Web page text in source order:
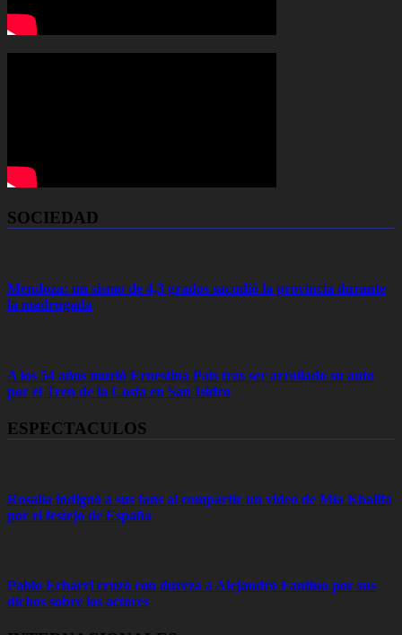
SOCIEDAD
Mendoza: un sismo de 4,3 grados sacudió la provincia durante
la madrugada
A los 54 años murió Ernestina Pais tras ser arrollado su auto
por el Tren de la Costa en San Isidro
ESPECTACULOS
Rosalía indignó a sus fans al compartir un video de Mia Khalifa
por el festejo de España
Pablo Echarri cruzó con dureza a Alejandro Fantino por sus
dichos sobre los actores